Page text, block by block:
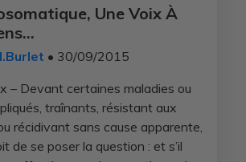
Une Voix À
• 30/09/2015
– Devant certaines maladies ou
traînants, résistant aux
récidivant sans cause apparente,
de se poser la question : et s’il